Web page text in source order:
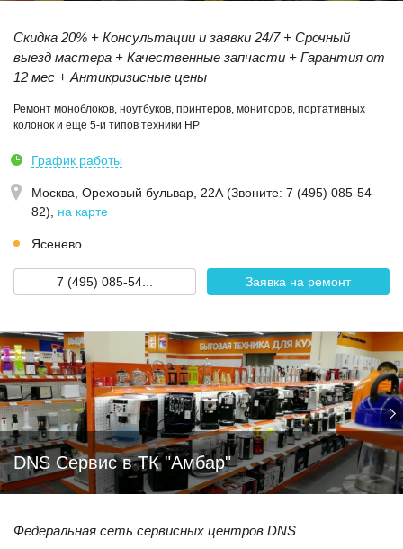
Скидка 20% + Консультации и заявки 24/7 + Срочный
выезд мастера + Качественные запчасти + Гарантия от
12 мес + Антикризисные цены
Ремонт моноблоков, ноутбуков, принтеров, мониторов, портативных
колонок и еще 5-и типов техники HP
График работы
Москва, Ореховый бульвар, 22А (Звoнитe: 7 (495) 085-54-
82)
на карте
Ясенево
7 (495) 085-54... Заявка на ремонт
DNS Сервис в ТК "Амбар"
Федеральная сеть сервисных центров DNS